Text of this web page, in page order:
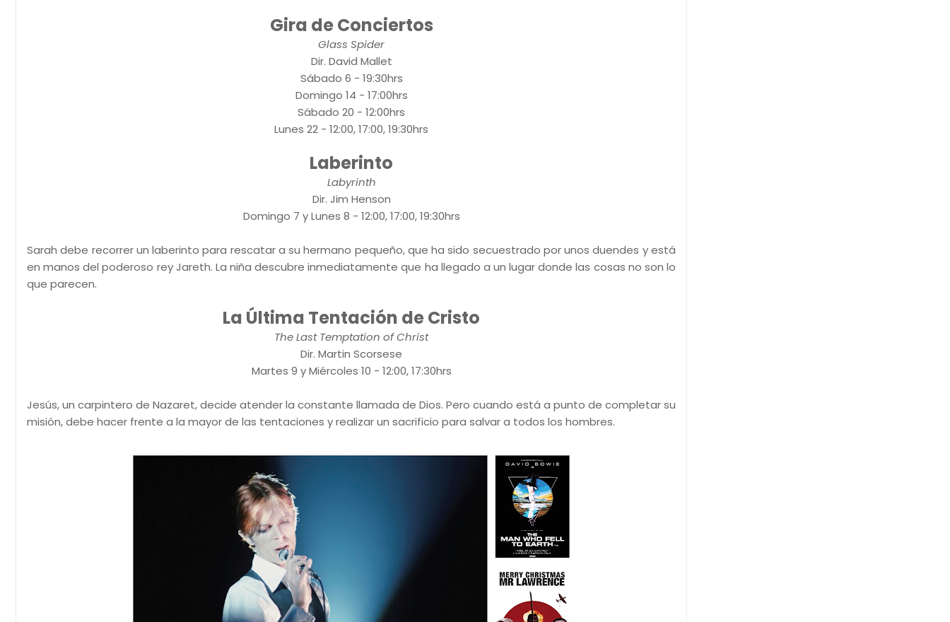
Gira de Conciertos
Glass Spider
Dir. David Mallet
Sábado 6 - 19:30hrs
Domingo 14 - 17:00hrs
Sábado 20 - 12:00hrs
Lunes 22 - 12:00, 17:00, 19:30hrs
Laberinto
Labyrinth
Dir. Jim Henson
Domingo 7 y Lunes 8 - 12:00, 17:00, 19:30hrs
Sarah debe recorrer un laberinto para rescatar a su hermano pequeño, que ha sido secuestrado por unos duendes y está
en manos del poderoso rey Jareth. La niña descubre inmediatamente que ha llegado a un lugar donde las cosas no son lo
que parecen.
La Última Tentación de Cristo
The Last Temptation of Christ
Dir. Martin Scorsese
Martes 9 y Miércoles 10 - 12:00, 17:30hrs
Jesús, un carpintero de Nazaret, decide atender la constante llamada de Dios. Pero cuando está a punto de completar su
misión, debe hacer frente a la mayor de las tentaciones y realizar un sacrificio para salvar a todos los hombres.